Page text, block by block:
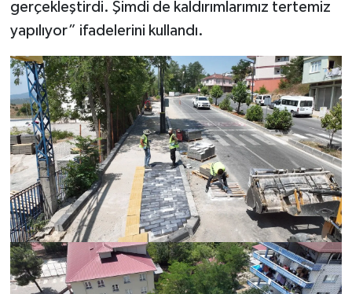
gerçekleştirdi. Şimdi de kaldırımlarımız tertemiz
yapılıyor” ifadelerini kullandı.